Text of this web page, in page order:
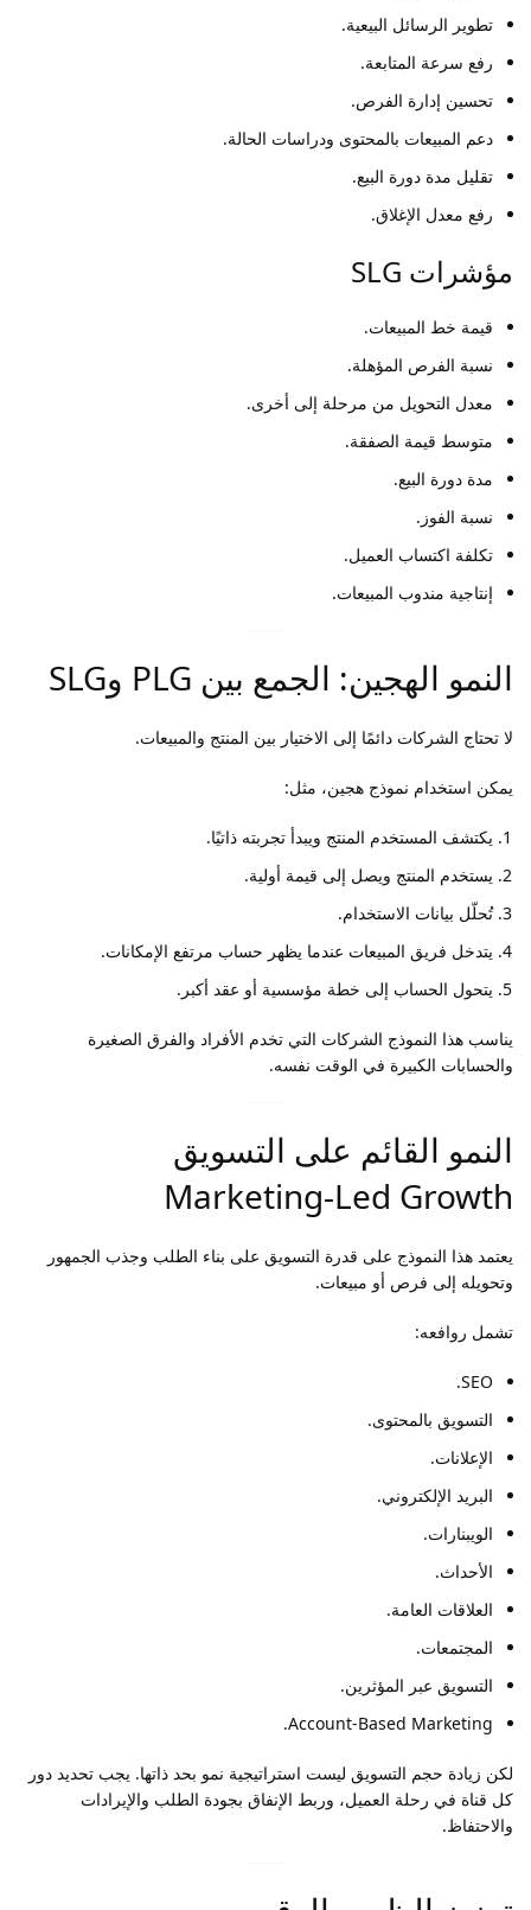
تطوير الرسائل البيعية.
رفع سرعة المتابعة.
تحسين إدارة الفرص.
دعم المبيعات بالمحتوى ودراسات الحالة.
تقليل مدة دورة البيع.
رفع معدل الإغلاق.
مؤشرات SLG
قيمة خط المبيعات.
نسبة الفرص المؤهلة.
معدل التحويل من مرحلة إلى أخرى.
متوسط قيمة الصفقة.
مدة دورة البيع.
نسبة الفوز.
تكلفة اكتساب العميل.
إنتاجية مندوب المبيعات.
النمو الهجين: الجمع بين PLG وSLG
لا تحتاج الشركات دائمًا إلى الاختيار بين المنتج والمبيعات.
يمكن استخدام نموذج هجين، مثل:
يكتشف المستخدم المنتج ويبدأ تجربته ذاتيًا.
يستخدم المنتج ويصل إلى قيمة أولية.
تُحلّل بيانات الاستخدام.
يتدخل فريق المبيعات عندما يظهر حساب مرتفع الإمكانات.
يتحول الحساب إلى خطة مؤسسية أو عقد أكبر.
يناسب هذا النموذج الشركات التي تخدم الأفراد والفرق الصغيرة
والحسابات الكبيرة في الوقت نفسه.
النمو القائم على التسويق
Marketing-Led Growth
يعتمد هذا النموذج على قدرة التسويق على بناء الطلب وجذب الجمهور
وتحويله إلى فرص أو مبيعات.
تشمل روافعه:
SEO.
التسويق بالمحتوى.
الإعلانات.
البريد الإلكتروني.
الويبنارات.
الأحداث.
العلاقات العامة.
المجتمعات.
التسويق عبر المؤثرين.
Account-Based Marketing.
لكن زيادة حجم التسويق ليست استراتيجية نمو بحد ذاتها. يجب تحديد دور
كل قناة في رحلة العميل، وربط الإنفاق بجودة الطلب والإيرادات
والاحتفاظ.